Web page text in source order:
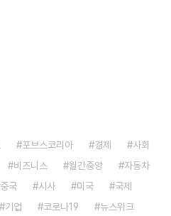
포브스코리아 경제
사회
비즈니스 월간중앙
자동차
중국 시사 미국
국제
기업 코로나19
뉴스위크